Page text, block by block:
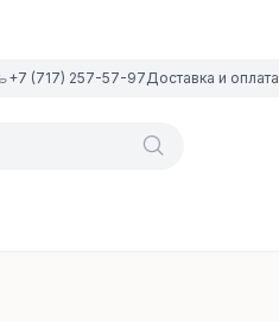
+7 (717) 257-57-97Доставка и оплата